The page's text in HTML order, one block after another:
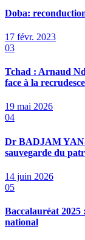
Doba:
17 févr. 2023
03
Tchad : Arnaud
face à la
19 mai 2026
04
Dr BADJAM
sauvegarde du
14 juin 2026
05
Baccalauréat 2025
national